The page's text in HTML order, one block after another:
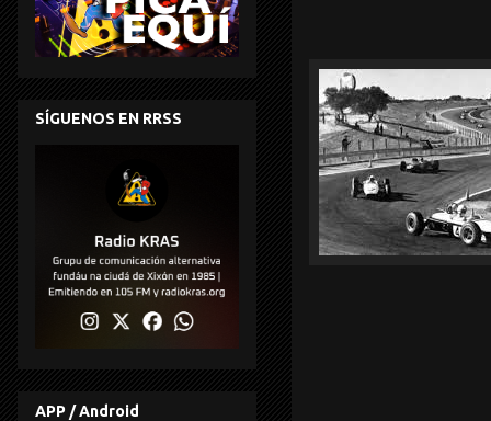
SÍGUENOS EN RRSS
APP / Android